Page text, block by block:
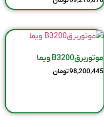
موتوربرقB3200 ویما
98,200,445تومان